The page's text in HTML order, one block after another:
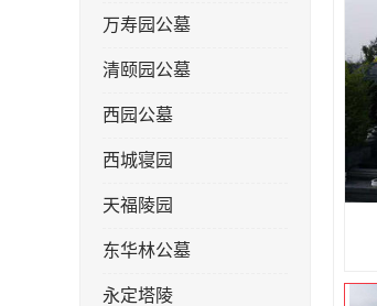
万寿园公墓
清颐园公墓
西园公墓
西城寝园
天福陵园
东华林公墓
永定塔陵